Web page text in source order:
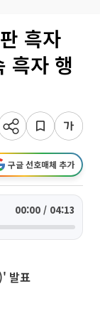
흑자
흑자 행
구글 선호매체 추가
00:00 / 04:13
발표